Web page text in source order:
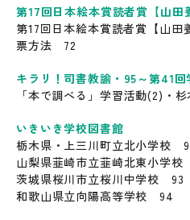
第17回日本絵本賞読者賞【山田
第17回日本絵本賞読者賞【山
票方法 72
キラリ！司書教諭・95～第41
「本で調べる」学習活動(2)・
いきいき学校図書館
栃木県・上三川町立北小学校
山梨県韮崎市立韮崎北東小学
茨城県桜川市立桜川中学校 93
和歌山県立向陽高等学校 94